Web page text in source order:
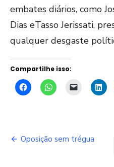
embates diários, como
Dias eTasso Jerissati,
qualquer desgaste
Compartilhe isso:
Navegação
Oposição sem trégua